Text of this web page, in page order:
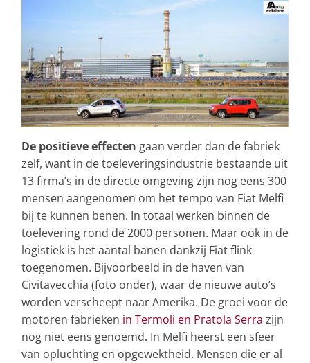
De positieve effecten gaan verder dan de fabriek
zelf, want in de toeleveringsindustrie bestaande uit
13 firma’s in de directe omgeving zijn nog eens 300
mensen aangenomen om het tempo van Fiat Melfi
bij te kunnen benen. In totaal werken binnen de
toelevering rond de 2000 personen. Maar ook in de
logistiek is het aantal banen dankzij Fiat flink
toegenomen. Bijvoorbeeld in de haven van
Civitavecchia (foto onder), waar de nieuwe auto’s
worden verscheept naar Amerika. De groei voor de
motoren fabrieken in Termoli en Pratola Serra zijn
nog niet eens genoemd. In Melfi heerst een sfeer
van opluchting en opgewektheid. Mensen die er al